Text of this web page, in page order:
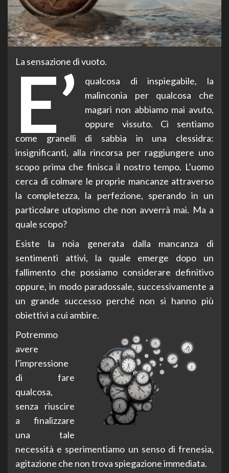
La sensazione di vuoto.
E’
qualcosa di inspiegabile, la
malinconia per qualcosa che
magari non abbiamo mai avuto,
oppure vissuto. Ci sentiamo
come granelli di sabbia in una clessidra:
insignificanti, alla rincorsa per raggiungere uno
scopo prima che finisca il nostro tempo. L’uomo
cerca di colmare le proprie mancanze attraverso
la completezza, la perfezione, sperando in un
particolare utopismo che non avverrà mai. Ma a
quale scopo?
Esiste la noia generata dalla mancanza di
sentimenti attivi, la quale emerge dopo un
fallimento che possiamo considerare definitivo
oppure, in modo paradossale, successivamente a
un grande successo perché non si hanno più
obiettivi a cui ambire.
Potremmo
avere
l’impressione
di fare
qualcosa,
senza riuscire
a finalizzare
una tale
necessità e sperimentiamo un senso di frenesia,
agitazione che non trova spiegazione immediata.